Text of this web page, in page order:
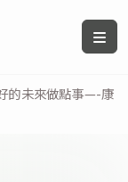
的未來做點事—-康